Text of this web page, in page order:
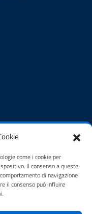
come i cookie per
Il consenso a queste
di navigazione
il consenso può influire